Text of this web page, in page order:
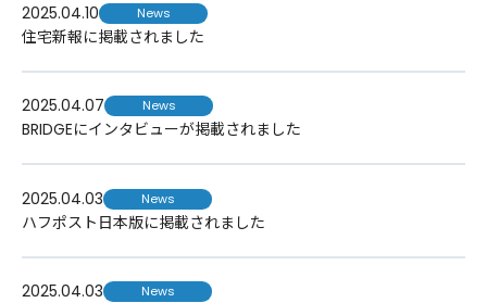
2025.04.10 News
住宅新報に掲載されました
2025.04.07 News
BRIDGEにインタビューが掲載されました
2025.04.03 News
ハフポスト日本版に掲載されました
2025.04.03 News